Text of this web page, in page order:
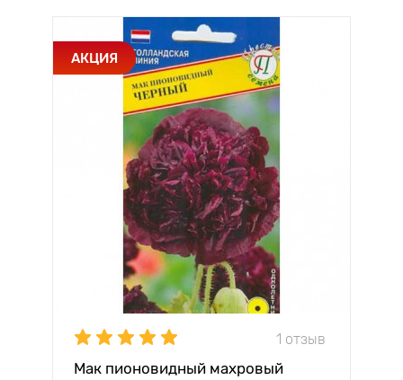
АКЦИЯ
1 отзыв
Мак пионовидный махровый